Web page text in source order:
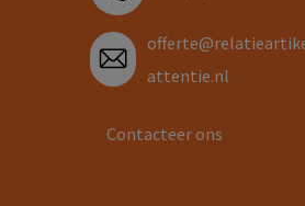
attentie.nl
Contacteer ons